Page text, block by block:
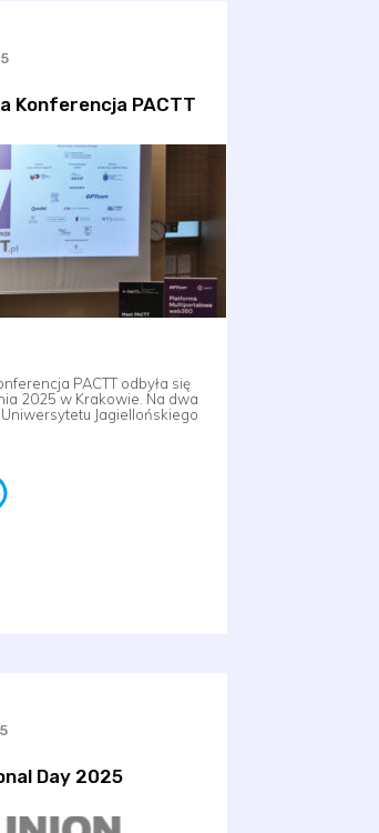
Konferencja PACTT
PACTT odbyła się
2025 w Krakowie. Na dwa
Jagiellońskiego
Day 2025